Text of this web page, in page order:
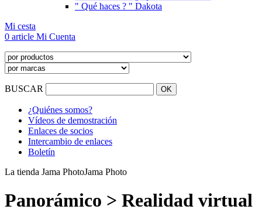
" Qué haces ? " Dakota
Mi cesta
0 article Mi Cuenta
BUSCAR
¿Quiénes somos?
Vídeos de demostración
Enlaces de socios
Intercambio de enlaces
Boletín
La tienda Jama PhotoJama Photo
Panorámico > Realidad virtual